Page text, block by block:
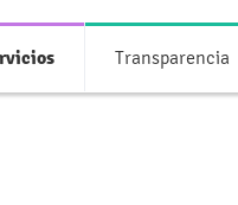
Transparencia